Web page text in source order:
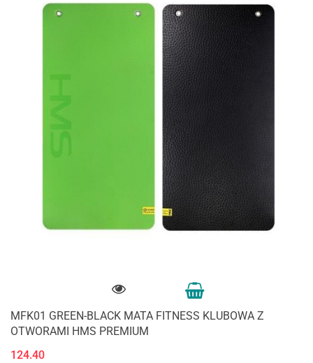
MFK01 GREEN-BLACK MATA FITNESS KLUBOWA Z
OTWORAMI HMS PREMIUM
124.40